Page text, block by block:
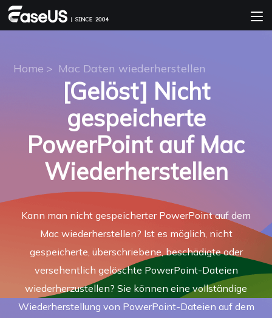
Home > Mac Daten wiederherstellen
[Gelöst] Nicht
gespeicherte
PowerPoint auf Mac
Wiederherstellen
Kann man nicht gespeicherter PowerPoint auf dem
Mac wiederherstellen? Ist es möglich, nicht
gespeicherte, überschriebene, beschädigte oder
versehentlich gelöschte PowerPoint-Dateien
wiederherzustellen? Sie können eine vollständige
Wiederherstellung von PowerPoint-Dateien auf dem